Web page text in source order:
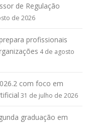
de Regulação
de 2026
profissionais
4 de agosto
com foco em
31 de julho de 2026
graduação em